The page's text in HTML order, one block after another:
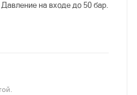
на входе до 50 бар.